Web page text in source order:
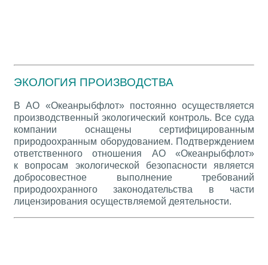
ЭКОЛОГИЯ ПРОИЗВОДСТВА
В АО «Океанрыбфлот» постоянно осуществляется
производственный экологический контроль. Все суда
компании оснащены сертифицированным
природоохранным оборудованием. Подтверждением
ответственного отношения АО «Океанрыбфлот»
к вопросам экологической безопасности является
добросовестное выполнение требований
природоохранного законодательства в части
лицензирования осуществляемой деятельности.